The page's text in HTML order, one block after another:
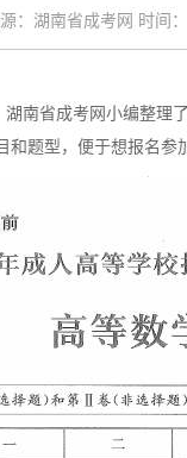
：湖南省成考网 时间
南省成考网小编整理
和题型，便于想报名